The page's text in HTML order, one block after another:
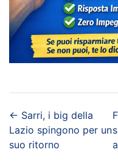
← Sarri, i big della
Lazio spingono per un
suo ritorno